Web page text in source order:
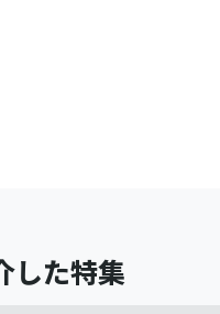
した特集